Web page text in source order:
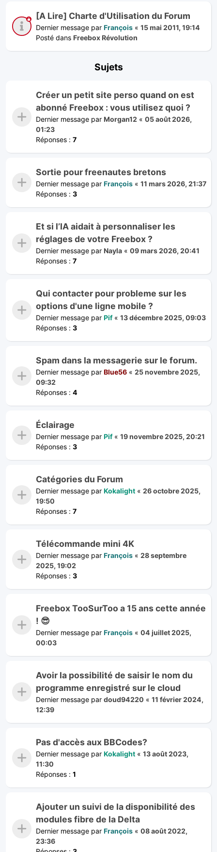
[A Lire] Charte d'Utilisation du Forum
Dernier message par François « 15 mai 2011, 19:14
Posté dans Freebox Révolution
Sujets
Créer un petit site perso quand on est
abonné Freebox : vous utilisez quoi ?
Dernier message par Morgan12 « 05 août 2026,
01:23
Réponses : 7
Sortie pour freenautes bretons
Dernier message par François « 11 mars 2026, 21:37
Réponses : 3
Et si l’IA aidait à personnaliser les
réglages de votre Freebox ?
Dernier message par Nayla « 09 mars 2026, 20:41
Réponses : 7
Qui contacter pour probleme sur les
options d'une ligne mobile ?
Dernier message par Pif« 13 décembre 2025, 09:03
Réponses : 3
Spam dans la messagerie sur le forum.
Dernier message par Blue56 « 25 novembre 2025,
09:32
Réponses : 4
Éclairage
Dernier message par Pif« 19 novembre 2025, 20:21
Réponses : 3
Catégories du Forum
Dernier message par Kokalight « 26 octobre 2025,
19:50
Réponses : 7
Télécommande mini 4K
Dernier message par François « 28 septembre
2025, 19:02
Réponses : 3
Freebox TooSurToo a 15 ans cette année
! 😎
Dernier message par François « 04 juillet 2025,
00:03
Avoir la possibilité de saisir le nom du
programme enregistré sur le cloud
Dernier message par doud94220 « 11 février 2024,
12:39
Pas d'accès aux BBCodes?
Dernier message par Kokalight « 13 août 2023,
11:30
Réponses : 1
Ajouter un suivi de la disponibilité des
modules fibre de la Delta
Dernier message par François « 08 août 2022,
23:36